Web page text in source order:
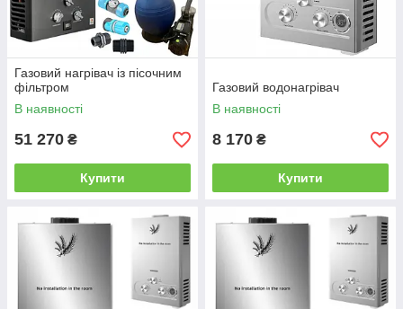
Газовий нагрівач із пісочним
фільтром
В наявності
51 270 ₴
Купити
Газовий водонагрівач
В наявності
8 170 ₴
Купити